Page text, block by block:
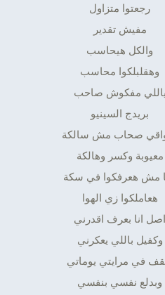
رجعتوا متزاول
مفيش تقدير
والكل هيحاسب
وهقلبلكوا محاسب
مفكوش صاحب
بريدج السينيو
صحاب مش سالكة
معيوبة وكسر وهالكة
مش هعرفكوا في سكة
هعاملكوا زي الهوا
اصل انا بعرف اقدرني
وكفيل باللي يعكرني
في مرايتي يوماتي
وبدلع نفسي بنفسي